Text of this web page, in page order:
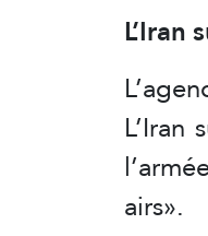
airs».